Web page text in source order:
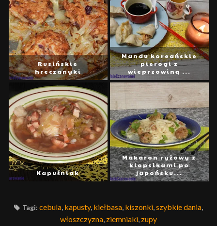
Rusińskie
hreczanyki
Mandu koreańskie
pierogi z
wieprzowiną ...
Kapuśniak
Makaron ryżowy z
klopsikami po
japońsku...
Tagi: cebula kapusty, kiełbasa kiszonki szybkie dania
włoszczyzna ziemniaki zupy